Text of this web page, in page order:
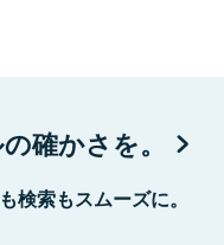
確かさを。
検索もスムーズに。